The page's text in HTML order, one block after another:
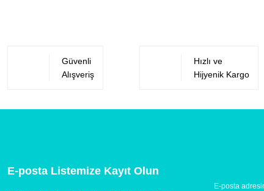
Güvenli
Alışveriş
Hızlı ve
Hijyenik Kargo
E-posta Listemize Kayıt Olun